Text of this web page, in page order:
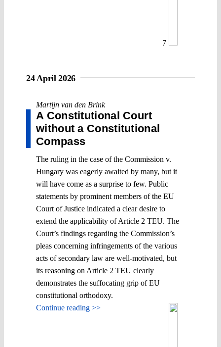
7
24 April 2026
Martijn van den Brink
A Constitutional Court
without a Constitutional
Compass
The ruling in the case of the Commission v.
Hungary was eagerly awaited by many, but it
will have come as a surprise to few. Public
statements by prominent members of the EU
Court of Justice indicated a clear desire to
extend the applicability of Article 2 TEU. The
Court’s findings regarding the Commission’s
pleas concerning infringements of the various
acts of secondary law are well-motivated, but
its reasoning on Article 2 TEU clearly
demonstrates the suffocating grip of EU
constitutional orthodoxy.
Continue reading >>